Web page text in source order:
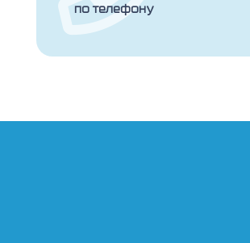
по телефону